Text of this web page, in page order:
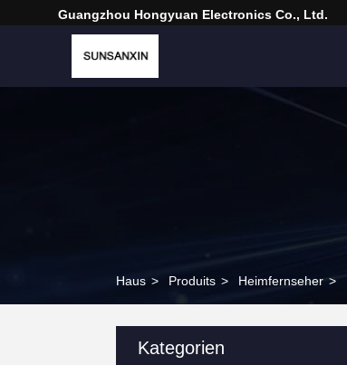
Guangzhou Hongyuan Electronics Co., Ltd.
Haus > Produits > Heimfernseher >
Kategorien